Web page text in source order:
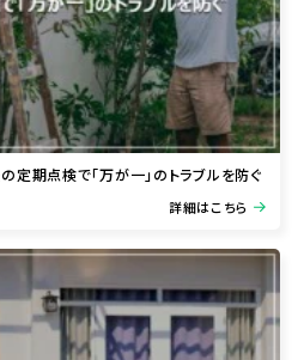
定期点検で「万が一」のトラブルを防ぐ
詳細はこちら